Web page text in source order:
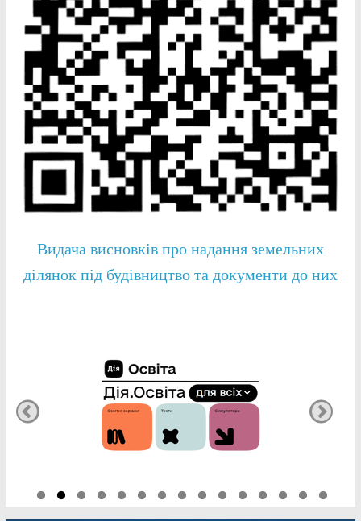
Видача висновків про надання земельних
ділянок під будівництво та документи до них